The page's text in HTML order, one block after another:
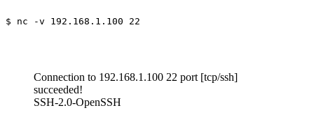
$ nc -v 192.168.1.100 22
Connection to 192.168.1.100 22 port [tcp/ssh]
succeeded!
SSH-2.0-OpenSSH